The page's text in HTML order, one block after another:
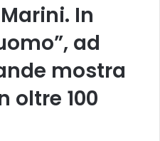
In
ad
mostra
oltre 100